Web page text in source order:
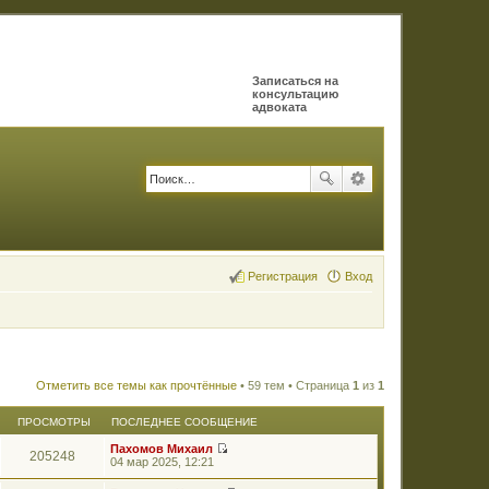
Записаться на
консультацию
адвоката
Вход
Регистрация
Отметить все темы как прочтённые • 59 тем • Страница 1 из 1
ПРОСМОТРЫ ПОСЛЕДНЕЕ СООБЩЕНИЕ
205248
Пахомов Михаил
р
04 мар 2025, 12:21